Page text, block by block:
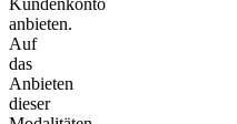
Kundenkonto
anbieten.
Auf
das
Anbieten
dieser